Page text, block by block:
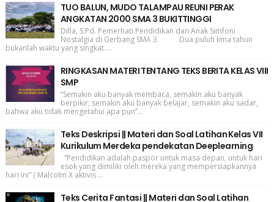
TUO BALUN, MUDO TALAMPAU REUNI PERAK
ANGKATAN 2000 SMA 3 BUKITTINGGI
Dilla, S.Pd. Pemerhati Pendidikan dan Anak Simfoni
Nostalgia di Gerbang SMA 3 Dua puluh lima tahun
bukanlah waktu yang singkat....
RINGKASAN MATERI TENTANG TEKS BERITA KELAS VIII
SMP
“Semakin aku banyak membaca, semakin aku banyak
berpikir; semakin aku banyak belajar, semakin aku sadar,
bahwa aku tidak mengetahui apa pun”...
Teks Deskripsi || Materi dan Soal Latihan Kelas VII
Kurikulum Merdeka pendekatan Deeplearning
“Pendidikan adalah paspor untuk masa depan, untuk hari
esok yang dimiliki oleh mereka yang mempersiapkannya
hari ini” ( Malcolm X aktivis ...
Teks Cerita Fantasi || Materi dan Soal Latihan